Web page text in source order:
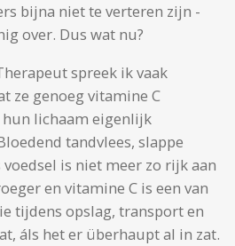
bijna niet te verteren zijn -
over. Dus wat nu?
spreek ik vaak
ze genoeg vitamine C
lichaam eigenlijk
tandvlees, slappe
voedsel is niet meer zo rijk aan
en vitamine C is een van
tijdens opslag, transport en
áls het er überhaupt al in zat.